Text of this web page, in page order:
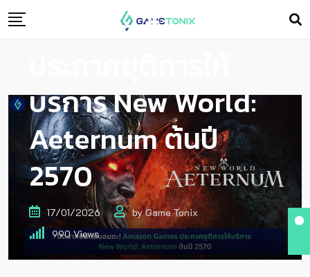
Amazon Games
บริการ New World:
Aeternum ต้นปี
2570
17/01/2026 byGame Tonix
990Views